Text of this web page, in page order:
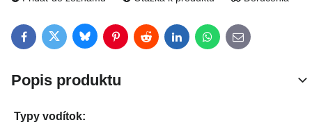
FacebookTwitterBlueskyPinterestRedditLinkedInWhatsApp
E-mail
Popis produktu
Typy vodítok: